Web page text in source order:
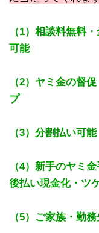
（1）相談料無料
可能
（2）ヤミ金の督
プ
（3）分割払い可能
（4）新手のヤミ
後払い現金化・ツ
（5）ご家族・勤